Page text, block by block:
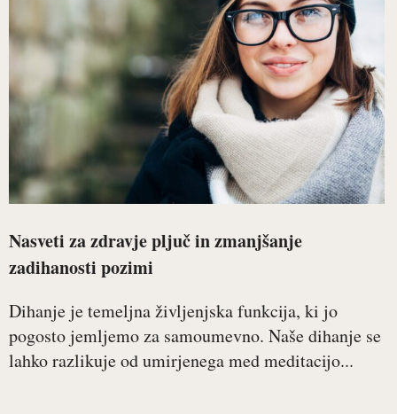
Nasveti za zdravje pljuč in zmanjšanje
zadihanosti pozimi
Dihanje je temeljna življenjska funkcija, ki jo
pogosto jemljemo za samoumevno. Naše dihanje se
lahko razlikuje od umirjenega med meditacijo...